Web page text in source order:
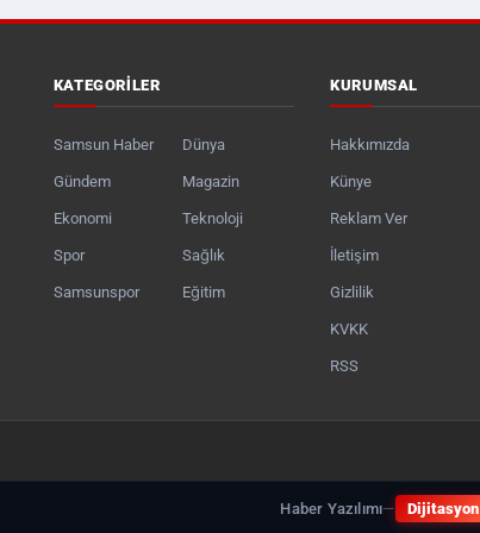
KATEGORILER
Samsun Haber
Gündem
Ekonomi
Spor
Samsunspor
Dünya
Magazin
Teknoloji
Sağlık
Eğitim
KURUMSAL
Hakkımızda
Künye
Reklam Ver
İletişim
Gizlilik
KVKK
RSS
Haber Yazılımı— Dijitasyon